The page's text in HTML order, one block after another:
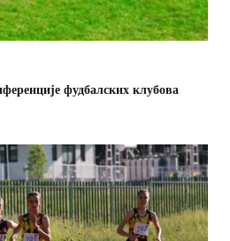
фудбалских клубова